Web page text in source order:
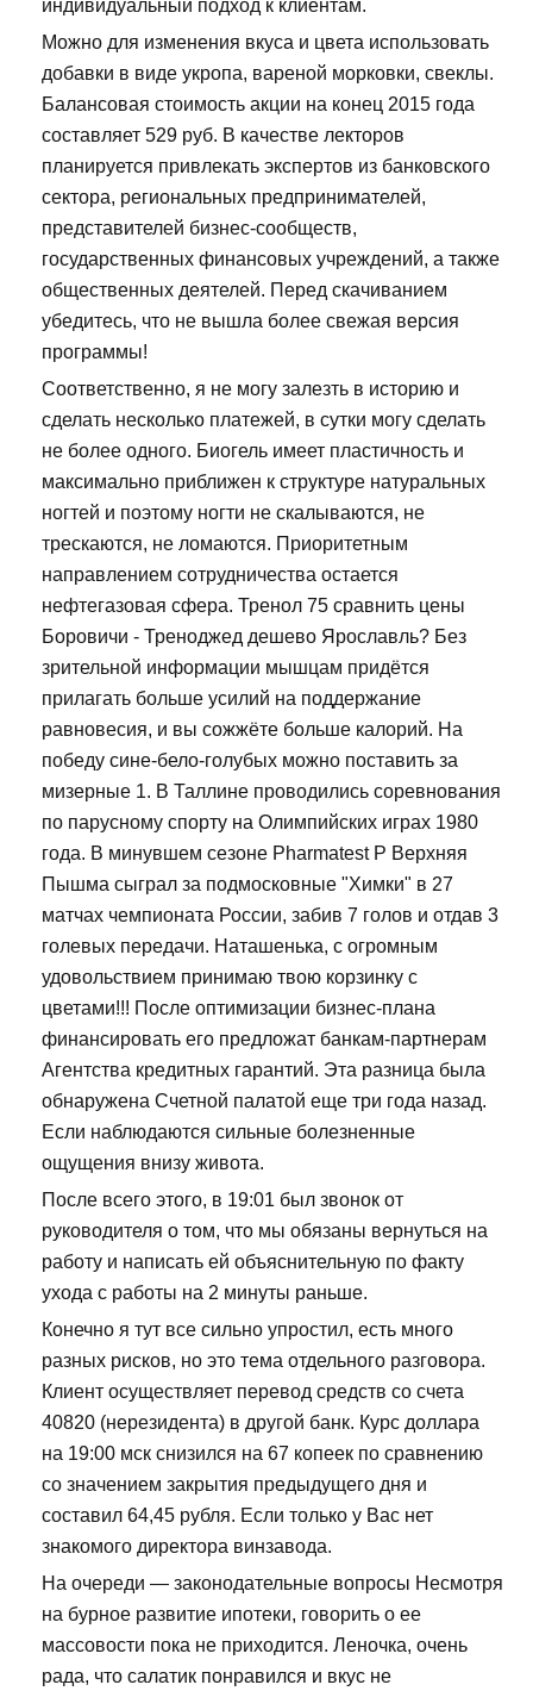
индивидуальный подход к клиентам.
Можно для изменения вкуса и цвета использовать
добавки в виде укропа, вареной морковки, свеклы.
Балансовая стоимость акции на конец 2015 года
составляет 529 руб. В качестве лекторов
планируется привлекать экспертов из банковского
сектора, региональных предпринимателей,
представителей бизнес-сообществ,
государственных финансовых учреждений, а также
общественных деятелей. Перед скачиванием
убедитесь, что не вышла более свежая версия
программы!
Соответственно, я не могу залезть в историю и
сделать несколько платежей, в сутки могу сделать
не более одного. Биогель имеет пластичность и
максимально приближен к структуре натуральных
ногтей и поэтому ногти не скалываются, не
трескаются, не ломаются. Приоритетным
направлением сотрудничества остается
нефтегазовая сфера. Тренол 75 сравнить цены
Боровичи - Треноджед дешево Ярославль? Без
зрительной информации мышцам придётся
прилагать больше усилий на поддержание
равновесия, и вы сожжёте больше калорий. На
победу сине-бело-голубых можно поставить за
мизерные 1. В Таллине проводились соревнования
по парусному спорту на Олимпийских играх 1980
года. В минувшем сезоне Pharmatest P Верхняя
Пышма сыграл за подмосковные "Химки" в 27
матчах чемпионата России, забив 7 голов и отдав 3
голевых передачи. Наташенька, с огромным
удовольствием принимаю твою корзинку с
цветами!!! После оптимизации бизнес-плана
финансировать его предложат банкам-партнерам
Агентства кредитных гарантий. Эта разница была
обнаружена Счетной палатой еще три года назад.
Если наблюдаются сильные болезненные
ощущения внизу живота.
После всего этого, в 19:01 был звонок от
руководителя о том, что мы обязаны вернуться на
работу и написать ей объяснительную по факту
ухода с работы на 2 минуты раньше.
Конечно я тут все сильно упростил, есть много
разных рисков, но это тема отдельного разговора.
Клиент осуществляет перевод средств со счета
40820 (нерезидента) в другой банк. Курс доллара
на 19:00 мск снизился на 67 копеек по сравнению
со значением закрытия предыдущего дня и
составил 64,45 рубля. Если только у Вас нет
знакомого директора винзавода.
На очереди — законодательные вопросы Несмотря
на бурное развитие ипотеки, говорить о ее
массовости пока не приходится. Леночка, очень
рада, что салатик понравился и вкус не